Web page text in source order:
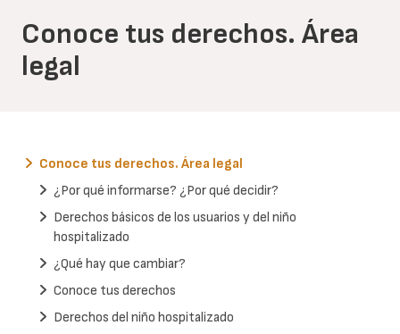
Conoce tus derechos. Área
legal
Conoce tus derechos. Área legal
¿Por qué informarse? ¿Por qué decidir?
Derechos básicos de los usuarios y del niño
hospitalizado
¿Qué hay que cambiar?
Conoce tus derechos
Derechos del niño hospitalizado